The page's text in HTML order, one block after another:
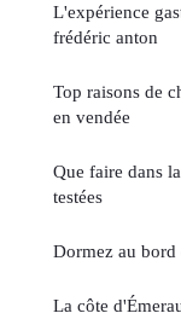
L'expérience
frédéric anton
Top raisons de
en vendée
Que faire dans
testées
Dormez au bord
La côte